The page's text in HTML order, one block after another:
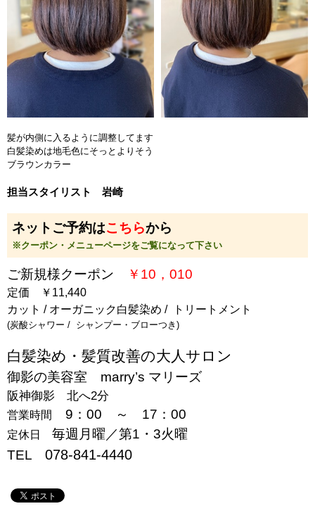
髪が内側に入るように調整してます
白髪染めは地毛色にそっとよりそう
ブラウンカラー
担当スタイリスト 岩崎
ネットご予約はこちらから
※クーポン・メニューページをご覧になって下さい
ご新規様クーポン ￥10，010
定価 ￥11,440
カット / オーガニック白髪染め / トリートメント
(炭酸シャワー / シャンプー・ブローつき)
白髪染め・髪質改善の大人サロン
御影の美容室 marry’s マリーズ
阪神御影 北へ2分
営業時間 9：00 ～ 17：00
定休日 毎週月曜／第1・3火曜
TEL 078-841-4440